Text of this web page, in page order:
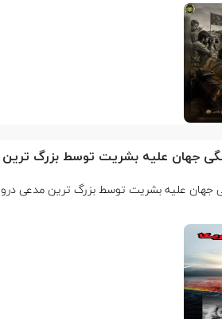
جهان علیه بشریت توسط بزرگ
جهان علیه بشریت توسط بزرگ ترین مدعی